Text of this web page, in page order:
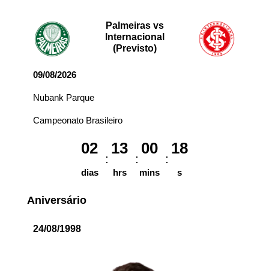
Palmeiras vs
Internacional
(Previsto)
09/08/2026
Nubank Parque
Campeonato Brasileiro
02
dias
13
hrs
00
mins
18
s
Aniversário
24/08/1998